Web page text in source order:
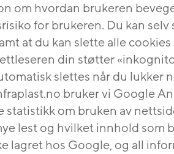
om hvordan brukeren
for brukeren. Du kan
at du kan slette alle
din støtter
slettes når du lukker
bruker vi Google
statistikk om bruken av
lest og hvilket innhold som
lagret hos Google, og all